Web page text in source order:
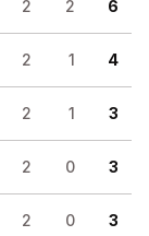
2 2 6
2 1 4
2 1 3
2 0 3
2 0 3